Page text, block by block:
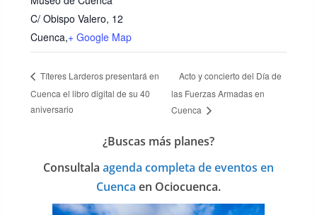
C/ Obispo Valero, 12
Cuenca,+ Google Map
Títeres Larderos presentará en
Cuenca el libro digital de su 40
aniversario
Acto y concierto del Día de
las Fuerzas Armadas en
Cuenca
¿Buscas más planes?
Consultala agenda completa de eventos en
Cuenca en Ociocuenca.